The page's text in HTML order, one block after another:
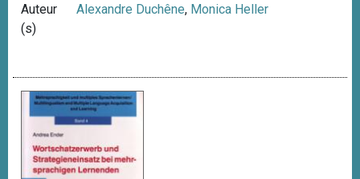
Auteur
(s)
Alexandre Duchêne, Monica Heller